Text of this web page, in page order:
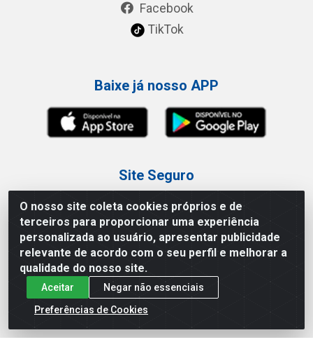
O nosso site coleta cookies próprios e de
terceiros para proporcionar uma experiência
personalizada ao usuário, apresentar publicidade
relevante de acordo com o seu perfil e melhorar a
qualidade do nosso site.
Aceitar
Negar não essenciais
Preferências de Cookies
Facebook
TikTok
Baixe já nosso APP
Site Seguro
Loja / Showroom
Tel.: (11) 3227-0546
Av Vautier, 587/597 - Pari - São Paulo/SP